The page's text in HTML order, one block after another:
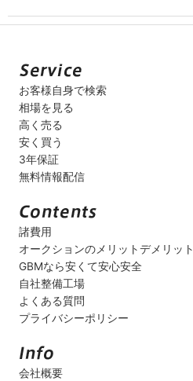
お客様自身で検索
相場を見る
高く売る
安く買う
3年保証
無料情報配信
諸費用
オークションのメリットデメリット
GBMなら安くて安心安全
自社整備工場
よくある質問
プライバシーポリシー
会社概要